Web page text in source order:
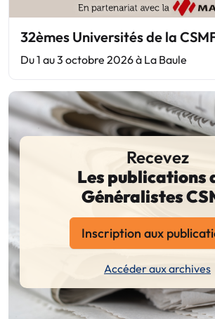
32èmes Universités de la
Du 1 au 3 octobre 2026 à La Baule
Recevez
Les publications
Généralistes
Inscription aux
Accéder aux archives